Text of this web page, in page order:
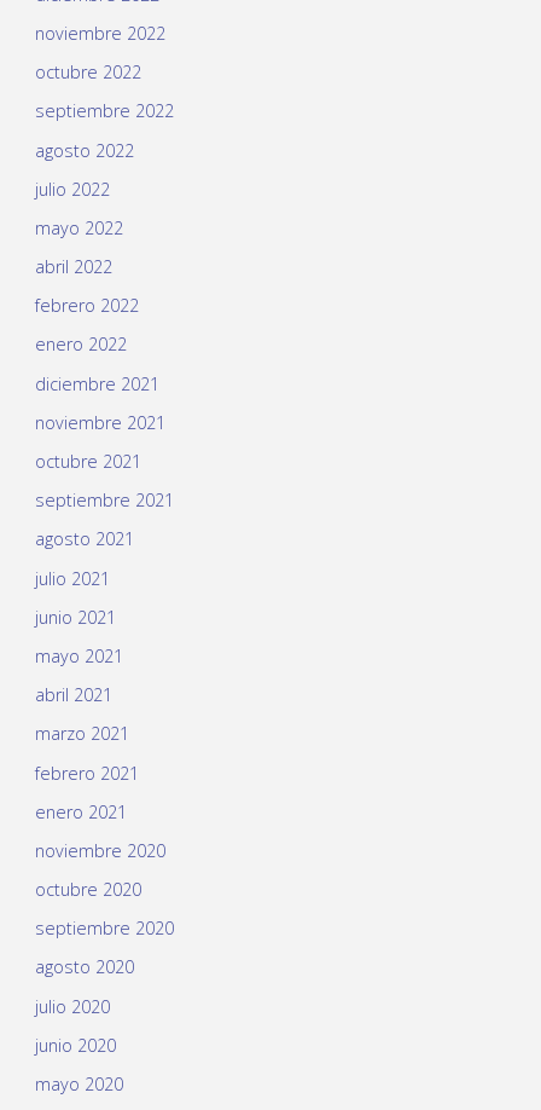
noviembre 2022
octubre 2022
septiembre 2022
agosto 2022
julio 2022
mayo 2022
abril 2022
febrero 2022
enero 2022
diciembre 2021
noviembre 2021
octubre 2021
septiembre 2021
agosto 2021
julio 2021
junio 2021
mayo 2021
abril 2021
marzo 2021
febrero 2021
enero 2021
noviembre 2020
octubre 2020
septiembre 2020
agosto 2020
julio 2020
junio 2020
mayo 2020